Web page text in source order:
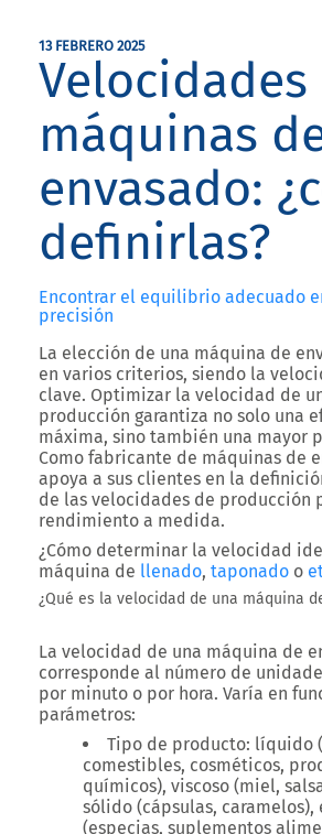
13 FEBRERO 2025
máquinas
envasado:
definirlas?
Encontrar el equilibrio adecuado
precisión
La elección de una máquina de
en varios criterios, siendo la
clave. Optimizar la velocidad de
producción garantiza no solo una
máxima, sino también una mayor
Como fabricante de máquinas de
apoya a sus clientes en la
de las velocidades de producción
rendimiento a medida.
¿Cómo determinar la velocidad
máquina de llenado, taponado o
¿Qué es la velocidad de una máquina
La velocidad de una máquina de
corresponde al número de
por minuto o por hora. Varía en
parámetros:
Tipo de producto: líquido
comestibles, cosméticos,
químicos), viscoso (miel,
sólido (cápsulas, caramelos),
(especias, suplementos